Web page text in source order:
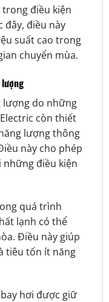
điều kiện
đây, điều này
suất cao trong
chuyển mùa.
lượng do những
còn thiết
lượng thông
này cho phép
điều kiện
quá trình
lạnh có thể
Điều này giúp
tiêu tốn ít năng
hơi được giữ